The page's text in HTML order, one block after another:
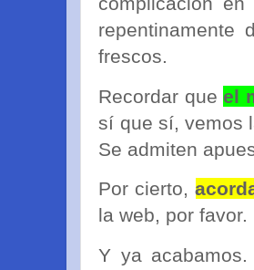
frescos.
Recordar queel
sí que sí, vemos
Se admiten
Por cierto,
la web, por
Y ya